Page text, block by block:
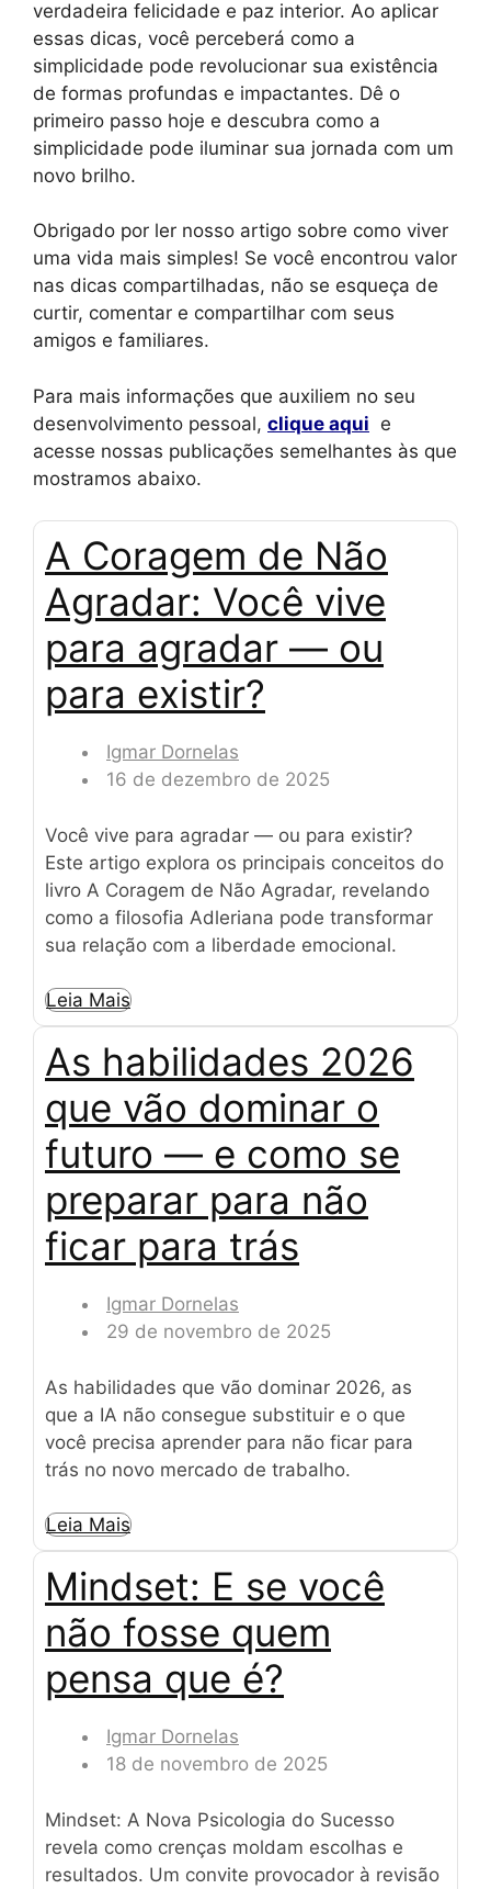
verdadeira felicidade e paz interior. Ao aplicar
essas dicas, você perceberá como a
simplicidade pode revolucionar sua existência
de formas profundas e impactantes. Dê o
primeiro passo hoje e descubra como a
simplicidade pode iluminar sua jornada com um
novo brilho.
Obrigado por ler nosso artigo sobre como viver
uma vida mais simples! Se você encontrou valor
nas dicas compartilhadas, não se esqueça de
curtir, comentar e compartilhar com seus
amigos e familiares.
Para mais informações que auxiliem no seu
desenvolvimento pessoal, clique aqui e
acesse nossas publicações semelhantes às que
mostramos abaixo.
A Coragem de Não
Agradar: Você vive
para agradar — ou
para existir?
Igmar Dornelas
16 de dezembro de 2025
Você vive para agradar — ou para existir?
Este artigo explora os principais conceitos do
livro A Coragem de Não Agradar, revelando
como a filosofia Adleriana pode transformar
sua relação com a liberdade emocional.
Leia Mais
As habilidades 2026
que vão dominar o
futuro — e como se
preparar para não
ficar para trás
Igmar Dornelas
29 de novembro de 2025
As habilidades que vão dominar 2026, as
que a IA não consegue substituir e o que
você precisa aprender para não ficar para
trás no novo mercado de trabalho.
Leia Mais
Mindset: E se você
não fosse quem
pensa que é?
Igmar Dornelas
18 de novembro de 2025
Mindset: A Nova Psicologia do Sucesso
revela como crenças moldam escolhas e
resultados. Um convite provocador à revisão